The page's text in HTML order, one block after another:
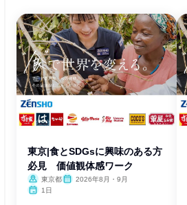
東京|食とSDGsに興味のある方
必見 価値観体感ワーク
東京都
2026年8月・9月
1日